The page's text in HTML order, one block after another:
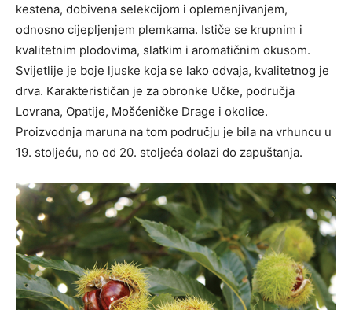
kestena, dobivena selekcijom i oplemenjivanjem,
odnosno cijepljenjem plemkama. Ističe se krupnim i
kvalitetnim plodovima, slatkim i aromatičnim okusom.
Svijetlije je boje ljuske koja se lako odvaja, kvalitetnog je
drva. Karakterističan je za obronke Učke, područja
Lovrana, Opatije, Mošćeničke Drage i okolice.
Proizvodnja maruna na tom području je bila na vrhuncu u
19. stoljeću, no od 20. stoljeća dolazi do zapuštanja.